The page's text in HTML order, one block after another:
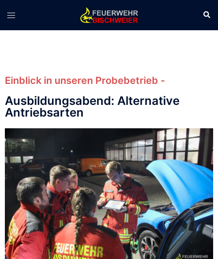
Einblick in unseren Probebetrieb -
Ausbildungsabend: Alternative
Antriebsarten